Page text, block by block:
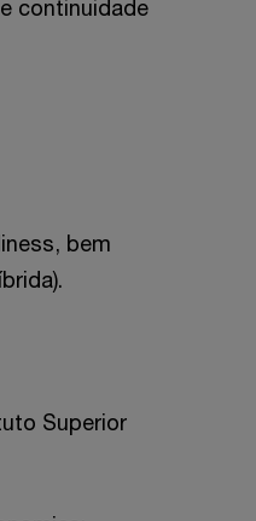
continuidade
bem
Superior